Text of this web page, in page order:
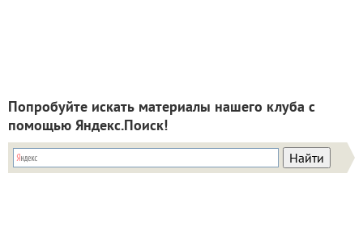
Попробуйте искать материалы нашего клуба с
помощью Яндекс.Поиск!